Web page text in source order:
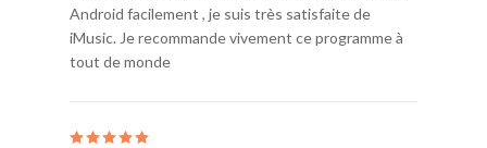
Android facilement , je suis très satisfaite de
iMusic. Je recommande vivement ce programme à
tout de monde